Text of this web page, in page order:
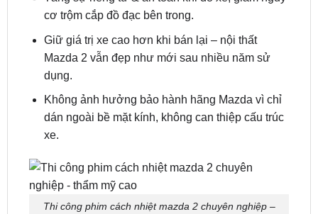
nhiên liệu – đặc biệt hữu ích khi di chuyển liên
Tăng sự riêng tư & an toàn khi đỗ xe, giảm nguy
cơ trộm cắp đồ đạc bên trong.
Giữ giá trị xe cao hơn khi bán lại – nội thất
Mazda 2 vẫn đẹp như mới sau nhiều năm sử
dụng.
dán ngoài bề mặt kính, không can thiệp cấu trúc
xe.